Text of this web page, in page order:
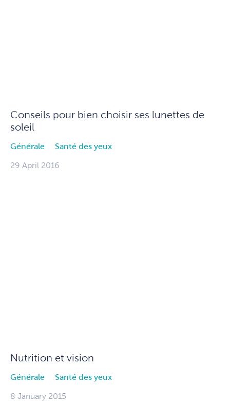
Conseils pour bien choisir ses lunettes de
soleil
Générale Santé des yeux
29 April 2016
Nutrition et vision
Générale Santé des yeux
8 January 2015